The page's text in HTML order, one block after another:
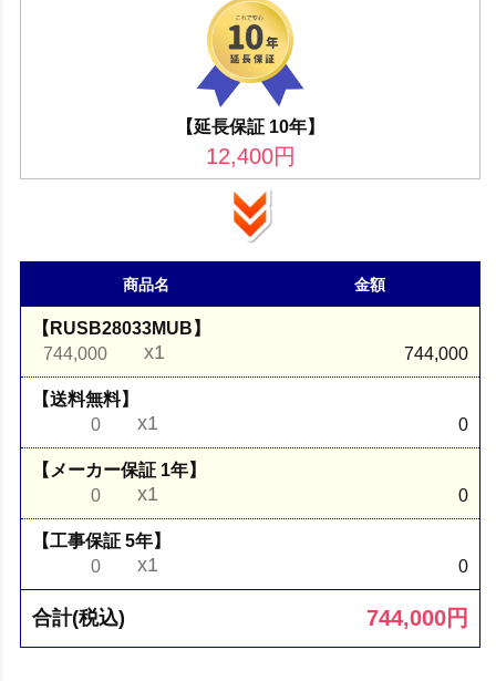
【延長保証 10年】
12,400円
商品名 金額
【RUSB28033MUB】
744,000
x1 744,000
【送料無料】
0
x1 0
【メーカー保証 1年】
0
x1 0
【工事保証 5年】
0
x1 0
合計(税込) 744,000円